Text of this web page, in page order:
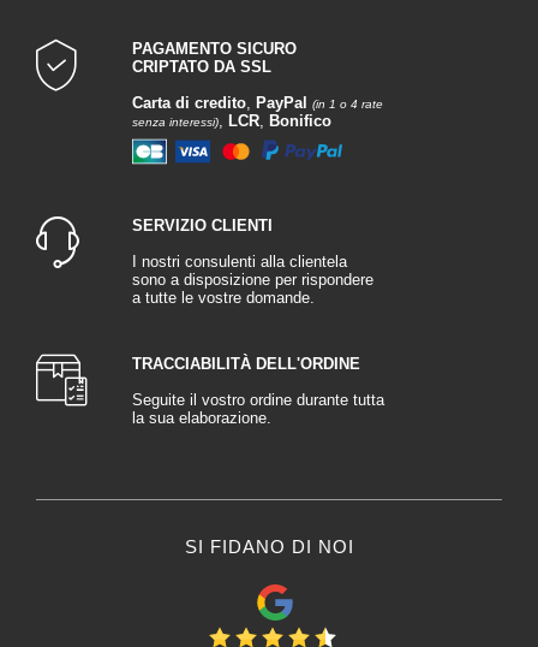
PAGAMENTO SICURO
CRIPTATO DA SSL
Carta di credito, PayPal
(in 1 o 4 rate
senza interessi), LCR, Bonifico
SERVIZIO CLIENTI
I nostri consulenti alla clientela
sono a disposizione per rispondere
a tutte le vostre domande.
TRACCIABILITÀ DELL'ORDINE
Seguite il vostro ordine durante tutta
la sua elaborazione.
SI FIDANO DI NOI